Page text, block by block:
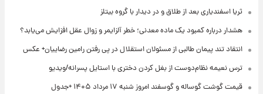
ثریا اسفندیاری بعد از طلاق و در دیدار با گروه بیتلز
هشدار درباره کمبود یک ماده معدنی؛ خطر آلزایمر و زوال عقل افزایش می‌یابد؟
انتقاد تند پیمان طالبی از مسئولان استقلال در پی رفتن رامین رضاییان+ عکس
ترس نعیمه نظام‌دوست از بغل کردن دختری با استایل پسرانه/ویدیو
قیمت گوشت گوساله و گوسفند امروز شنبه ۱۷ مرداد ۱۴۰۵ +جدول